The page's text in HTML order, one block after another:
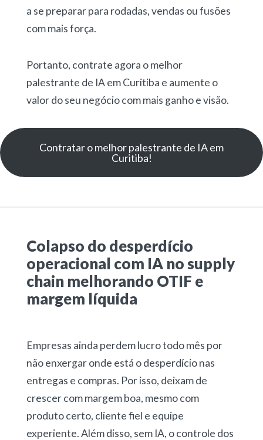
a se preparar para rodadas, vendas ou fusões
com mais força.
Portanto, contrate agora o melhor
palestrante de IA em Curitiba e aumente o
valor do seu negócio com mais ganho e visão.
Contratar o melhor palestrante de IA em
Curitiba!
Colapso do desperdício
operacional com IA no supply
chain melhorando OTIF e
margem líquida
Empresas ainda perdem lucro todo mês por
não enxergar onde está o desperdício nas
entregas e compras. Por isso, deixam de
crescer com margem boa, mesmo com
produto certo, cliente fiel e equipe
experiente. Além disso, sem IA, o controle dos